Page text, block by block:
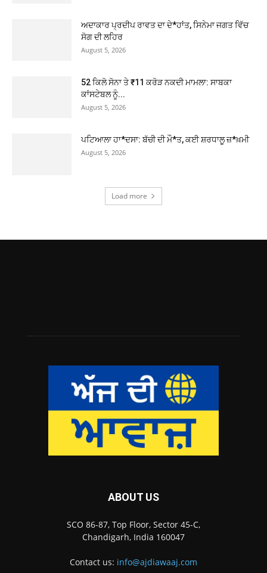
ਅਦਾਕਾਰ ਪ੍ਰਦੀਪ ਰਾਵਤ ਦਾ ਦੇ*ਹਾਂਤ, ਸਿਨੇਮਾ ਜਗਤ ਵਿੱਚ
ਸੋਗ ਦੀ ਲਹਿਰ
August 5, 2026
52 ਕਿਲੋ ਸੋਨਾ ਤੇ ₹11 ਕਰੋੜ ਨਕਦੀ ਮਾਮਲਾ: ਸਾਬਕਾ
ਕਾਂਸਟੇਬਲ ਨੂੰ...
August 5, 2026
ਪਟਿਆਲਾ ਹਾ*ਦਸਾ: ਬੱਚੀ ਦੀ ਮੌ*ਤ, ਕਈ ਸ਼ਰਧਾਲੂ ਜ਼*ਖ਼ਮੀ
August 5, 2026
Load more
ABOUT US
SCO 86-87, Top Floor, Sector 45-C,
Chandigarh, India 160047
Contact us: info@ajdiawaaj.com